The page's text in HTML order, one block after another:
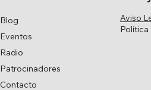
Aviso
Política
Blog
Eventos
Radio
Patrocinadores
Contacto